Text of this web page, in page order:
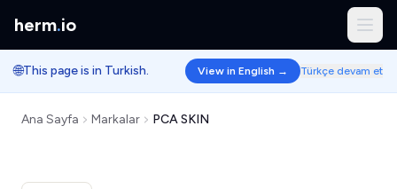
herm.io
🌐This page is in Turkish. View in English → Türkçe devam et
Ana Sayfa Markalar PCA SKIN